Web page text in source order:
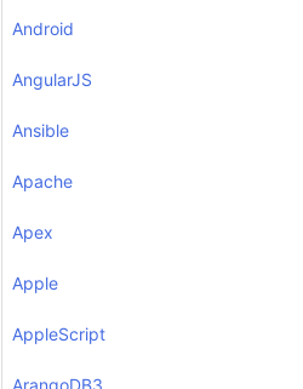
Android
AngularJS
Ansible
Apache
Apex
Apple
AppleScript